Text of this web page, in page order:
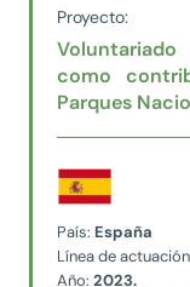
Proyecto:
como
Parques
País: España
Línea de
Año: 2023.